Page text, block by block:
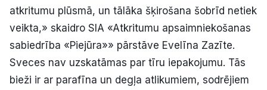
Facebook Instagram YouTube
E-avīze Abonē
atkritumu plūsmā, un tālāka šķirošana šobrīd netiek
veikta,» skaidro SIA «Atkritumu apsaimniekošanas
sabiedrība «Piejūra»» pārstāve Evelīna Zazīte.
Sveces nav uzskatāmas par tīru iepakojumu. Tās
bieži ir ar parafīna un degļa atlikumiem, sodrējiem